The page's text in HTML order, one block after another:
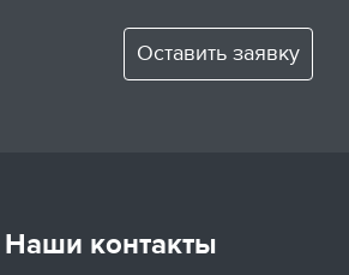
Оставить заявку
Наши контакты